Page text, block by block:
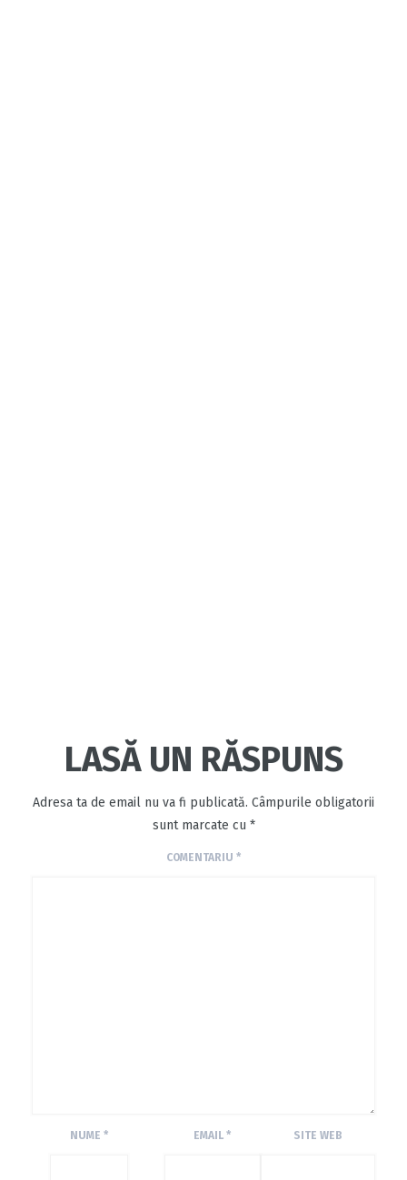
LASĂ UN RĂSPUNS
Adresa ta de email nu va fi publicată. Câmpurile obligatorii
sunt marcate cu *
COMENTARIU *
NUME * EMAIL* SITE WEB